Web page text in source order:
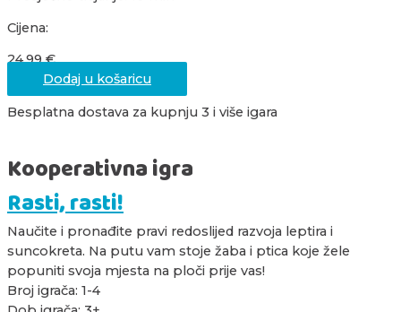
Cijena:
24,99€
Dodaj u košaricu
Besplatna dostava za kupnju 3 i više igara
Kooperativna igra
Rasti, rasti!
Naučite i pronađite pravi redoslijed razvoja leptira i
suncokreta. Na putu vam stoje žaba i ptica koje žele
popuniti svoja mjesta na ploči prije vas!
Broj igrača: 1-4